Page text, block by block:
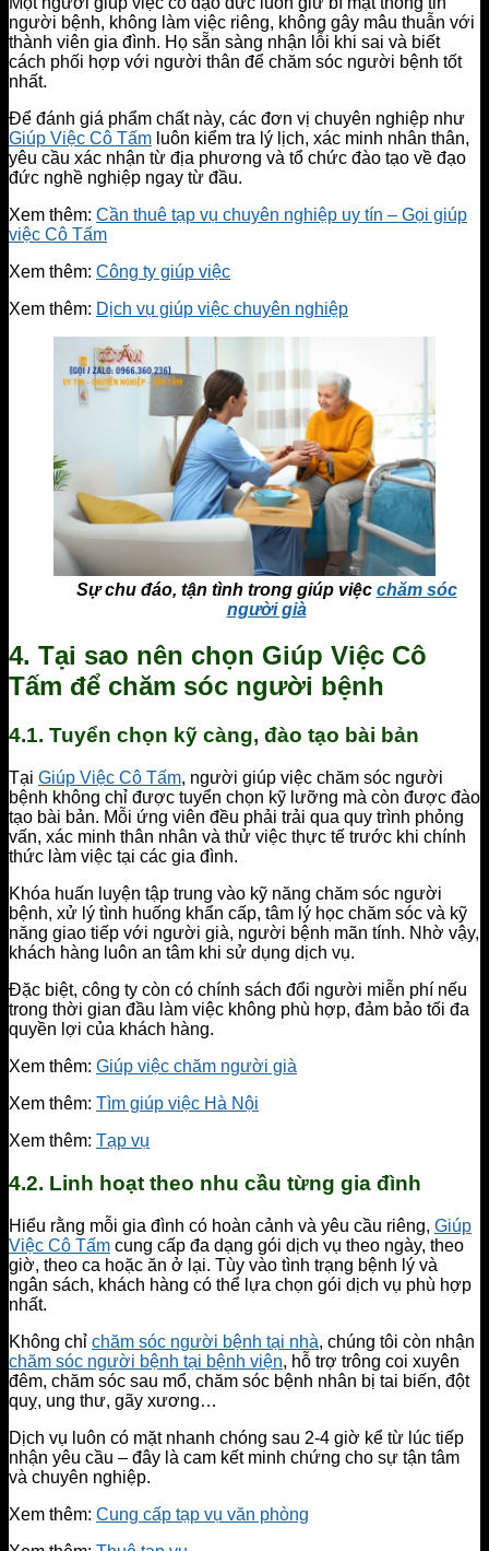
người bệnh, không làm việc riêng, không gây mâu thuẫn với
thành viên gia đình. Họ sẵn sàng nhận lỗi khi sai và biết
cách phối hợp với người thân để chăm sóc người bệnh tốt
nhất.
Để đánh giá phẩm chất này, các đơn vị chuyên nghiệp như
Giúp Việc Cô Tấm luôn kiểm tra lý lịch, xác minh nhân thân,
yêu cầu xác nhận từ địa phương và tổ chức đào tạo về đạo
đức nghề nghiệp ngay từ đầu.
Xem thêm: Cần thuê tạp vụ chuyên nghiệp uy tín – Gọi giúp
việc Cô Tấm
Xem thêm: Công ty giúp việc
Xem thêm: Dịch vụ giúp việc chuyên nghiệp
Sự chu đáo, tận tình trong giúp việc chăm sóc
người già
4. Tại sao nên chọn Giúp Việc Cô
Tấm để chăm sóc người bệnh
4.1. Tuyển chọn kỹ càng, đào tạo bài bản
Tại Giúp Việc Cô Tấm, người giúp việc chăm sóc người
bệnh không chỉ được tuyển chọn kỹ lưỡng mà còn được đào
tạo bài bản. Mỗi ứng viên đều phải trải qua quy trình phỏng
vấn, xác minh thân nhân và thử việc thực tế trước khi chính
thức làm việc tại các gia đình.
Khóa huấn luyện tập trung vào kỹ năng chăm sóc người
bệnh, xử lý tình huống khẩn cấp, tâm lý học chăm sóc và kỹ
năng giao tiếp với người già, người bệnh mãn tính. Nhờ vậy,
khách hàng luôn an tâm khi sử dụng dịch vụ.
Đặc biệt, công ty còn có chính sách đổi người miễn phí nếu
trong thời gian đầu làm việc không phù hợp, đảm bảo tối đa
quyền lợi của khách hàng.
Xem thêm: Giúp việc chăm người già
Xem thêm: Tìm giúp việc Hà Nội
Xem thêm: Tạp vụ
4.2. Linh hoạt theo nhu cầu từng gia đình
Hiểu rằng mỗi gia đình có hoàn cảnh và yêu cầu riêng, Giúp
Việc Cô Tấm cung cấp đa dạng gói dịch vụ theo ngày, theo
giờ, theo ca hoặc ăn ở lại. Tùy vào tình trạng bệnh lý và
ngân sách, khách hàng có thể lựa chọn gói dịch vụ phù hợp
nhất.
Không chỉ chăm sóc người bệnh tại nhà, chúng tôi còn nhận
chăm sóc người bệnh tại bệnh viện, hỗ trợ trông coi xuyên
đêm, chăm sóc sau mổ, chăm sóc bệnh nhân bị tai biến, đột
quỵ, ung thư, gãy xương…
Dịch vụ luôn có mặt nhanh chóng sau 2-4 giờ kể từ lúc tiếp
nhận yêu cầu – đây là cam kết minh chứng cho sự tận tâm
và chuyên nghiệp.
Xem thêm: Cung cấp tạp vụ văn phòng